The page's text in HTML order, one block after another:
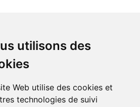
utilisons des
Web utilise des cookies et
technologies de suivi